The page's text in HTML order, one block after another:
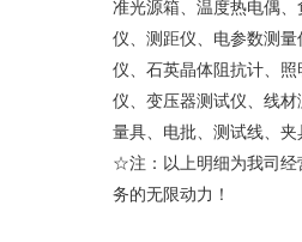
准光源箱、温度热电偶
仪、测距仪、电参数测
仪、石英晶体阻抗计、
仪、变压器测试仪、线
量具、电批、测试线、
☆注：以上明细为我司经
务的无限动力！